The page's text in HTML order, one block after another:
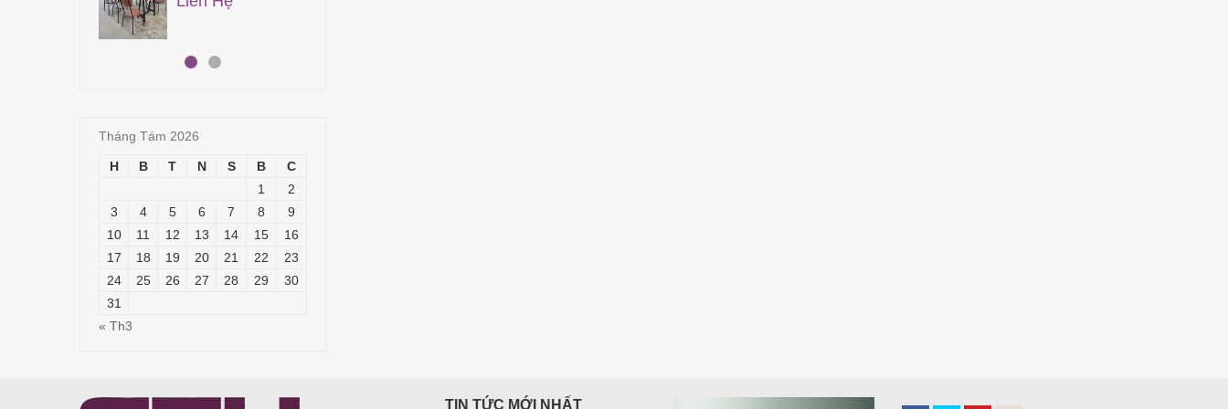
Tháng Tám 2026
H B T N S B
C
1
2
3
4 5 6 7 8
9
10
11 12 13 14 15
16
17
18 19 20 21 22
23
24
25 26 27 28 29
30
31
« Th3
TIN TỨC MỚI NHẤT